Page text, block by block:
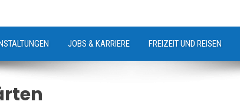
JOBS & KARRIERE FREIZEIT UND REISEN